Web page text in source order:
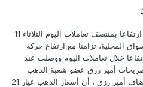
شهدت أسعار الذهب اليوم في مصر ارتفاعا بمنتصف تعاملات اليوم الثلاثاء 11
المحلية، تزامنا مع ارتفاع حركة
خلال تعاملات اليوم ووصلت عند
وفقا لتصريحات أمير رزق عضو شعبة الذهب
السابق وخبير المشغولات الذهبية.وأضاف أمير رزق ، أن أسعار الذهب عيار 21